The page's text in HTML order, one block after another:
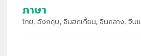
ภาษา
ไทย, อังกฤษ, จีนฮกเกี้ยน, จีนกลาง, จีน